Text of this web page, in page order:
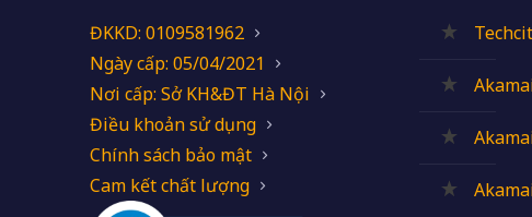
ĐKKD: 0109581962
Ngày cấp: 05/04/2021
Nơi cấp: Sở KH&ĐT Hà Nội
Điều khoản sử dụng
Chính sách bảo mật
Cam kết chất lượng